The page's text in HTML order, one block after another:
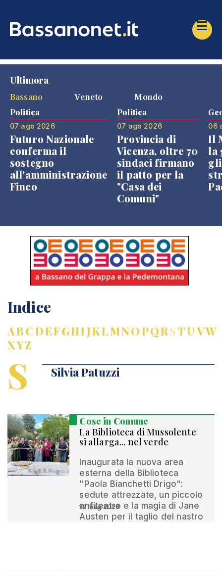
Ultimora
Bassano
Veneto Mondo
Politica
07 ago 2026
Futuro Nazionale
conferma il
sostegno
all'amministrazione
Finco
Politica
07 ago 2026
Provincia di
Vicenza, oltre 70
sindaci firmano
il patto per la
"Casa dei
Comuni"
06
Il
la
Indice
ABCDEFGHIJKLMNOPQRSTUVW
XYZ
S Silvia Patuzzi
Cose in Comune
La Biblioteca di Mussolente
si allarga... nel verde
Inaugurata la nuova area
esterna della Biblioteca
"Paola Bianchetti Drigo":
sedute attrezzate, un piccolo
anfiteatro e la magia di Jane
Austen per il taglio del nastro
19 mag 2026